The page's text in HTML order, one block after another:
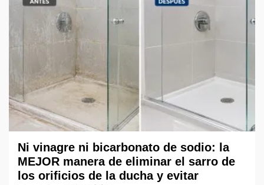
Ni vinagre ni bicarbonato de sodio: la
MEJOR manera de eliminar el sarro de
los orificios de la ducha y evitar